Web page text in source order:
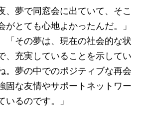
、夢で同窓会に出ていて、そこ
がとても心地よかったんだ。」
「その夢は、現在の社会的な状
、充実していることを示してい
。夢の中でのポジティブな再会
固な友情やサポートネットワー
いるのです。」